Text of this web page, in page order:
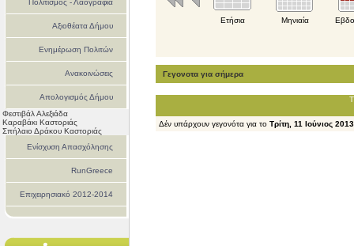
Πολιτισμός - Λαογραφία
Αξιοθέατα Δήμου
Ενημέρωση Πολιτών
Ανακοινώσεις
Απολογισμός Δήμου
Καστοριάς
Φεστιβάλ Αλεξιάδα
Καραβάκι Καστοριάς
Σπήλαιο Δράκου Καστοριάς
Ενίσχυση Απασχόλησης
RunGreece
Επιχειρησιακό 2012-2014
Ετήσια Μηνιαία
Γεγονοτα για σήμερα
Δέν υπάρχουν γεγονότα για το Τρίτη, 11 Ιούνιος 2013